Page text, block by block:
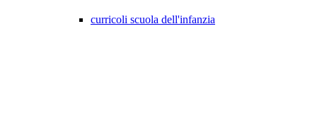
curricoli scuola dell'infanzia